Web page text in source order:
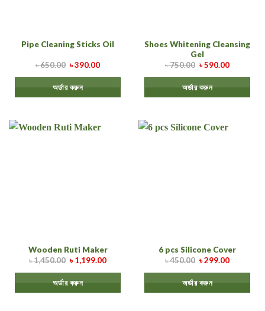
Pipe Cleaning Sticks Oil
৳650.00 ৳390.00
অর্ডার করুন
Shoes Whitening Cleansing
Gel
৳750.00 ৳590.00
অর্ডার করুন
Wooden Ruti Maker
৳1,450.00 ৳1,199.00
অর্ডার করুন
6 pcs Silicone Cover
৳450.00 ৳299.00
অর্ডার করুন